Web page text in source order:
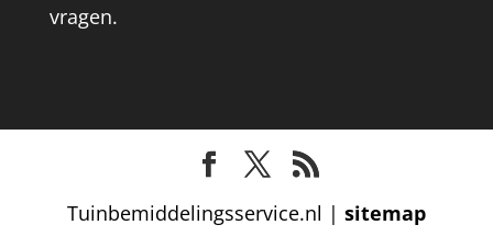
vragen.
Tuinbemiddelingsservice.nl | sitemap